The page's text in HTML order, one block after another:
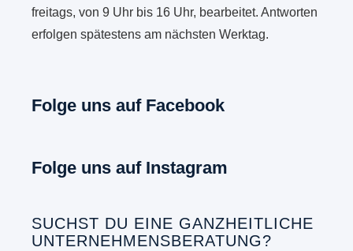
freitags, von 9 Uhr bis 16 Uhr, bearbeitet. Antworten
erfolgen spätestens am nächsten Werktag.
Folge uns auf Facebook
Folge uns auf Instagram
SUCHST DU EINE GANZHEITLICHE
UNTERNEHMENSBERATUNG?